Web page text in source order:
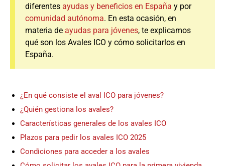
diferentes ayudas y beneficios en España y por
comunidad autónoma. En esta ocasión, en
materia de ayudas para jóvenes, te explicamos
qué son los Avales ICO y cómo solicitarlos en
España.
¿En qué consiste el aval ICO para jóvenes?
¿Quién gestiona los avales?
Características generales de los avales ICO
Plazos para pedir los avales ICO 2025
Condiciones para acceder a los avales